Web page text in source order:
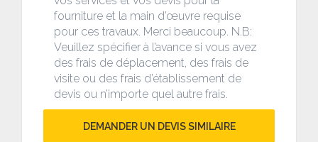
fourniture et la main d’œuvre requise
pour ces travaux. Merci beaucoup. N.B:
Veuillez spécifier à l’avance si vous avez
des frais de déplacement, des frais de
visite ou des frais d’établissement de
devis ou n’importe quel autre frais.
DEMANDER UN DEVIS SIMILAIRE